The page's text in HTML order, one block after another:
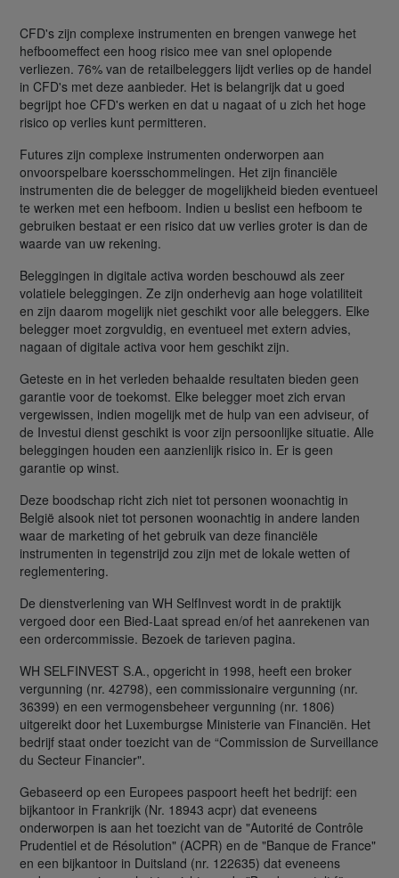
CFD's zijn complexe instrumenten en brengen vanwege het
hefboomeffect een hoog risico mee van snel oplopende
verliezen. 76% van de retailbeleggers lijdt verlies op de handel
in CFD's met deze aanbieder. Het is belangrijk dat u goed
begrijpt hoe CFD's werken en dat u nagaat of u zich het hoge
risico op verlies kunt permitteren.
Futures zijn complexe instrumenten onderworpen aan
onvoorspelbare koersschommelingen. Het zijn financiële
instrumenten die de belegger de mogelijkheid bieden eventueel
te werken met een hefboom. Indien u beslist een hefboom te
gebruiken bestaat er een risico dat uw verlies groter is dan de
waarde van uw rekening.
Beleggingen in digitale activa worden beschouwd als zeer
volatiele beleggingen. Ze zijn onderhevig aan hoge volatiliteit
en zijn daarom mogelijk niet geschikt voor alle beleggers. Elke
belegger moet zorgvuldig, en eventueel met extern advies,
nagaan of digitale activa voor hem geschikt zijn.
Geteste en in het verleden behaalde resultaten bieden geen
garantie voor de toekomst. Elke belegger moet zich ervan
vergewissen, indien mogelijk met de hulp van een adviseur, of
de Investui dienst geschikt is voor zijn persoonlijke situatie. Alle
beleggingen houden een aanzienlijk risico in. Er is geen
garantie op winst.
Deze boodschap richt zich niet tot personen woonachtig in
België alsook niet tot personen woonachtig in andere landen
waar de marketing of het gebruik van deze financiële
instrumenten in tegenstrijd zou zijn met de lokale wetten of
reglementering.
De dienstverlening van WH SelfInvest wordt in de praktijk
vergoed door een Bied-Laat spread en/of het aanrekenen van
een ordercommissie. Bezoek de tarieven pagina.
WH SELFINVEST S.A., opgericht in 1998, heeft een broker
vergunning (nr. 42798), een commissionaire vergunning (nr.
36399) en een vermogensbeheer vergunning (nr. 1806)
uitgereikt door het Luxemburgse Ministerie van Financiën. Het
bedrijf staat onder toezicht van de “Commission de Surveillance
du Secteur Financier".
Gebaseerd op een Europees paspoort heeft het bedrijf: een
bijkantoor in Frankrijk (Nr. 18943 acpr) dat eveneens
onderworpen is aan het toezicht van de "Autorité de Contrôle
Prudentiel et de Résolution" (ACPR) en de "Banque de France"
en een bijkantoor in Duitsland (nr. 122635) dat eveneens